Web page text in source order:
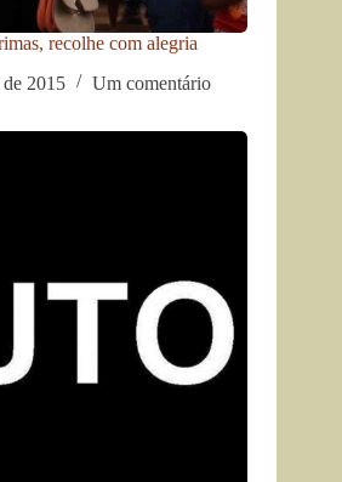
recolhe com alegria
2015
Um comentário